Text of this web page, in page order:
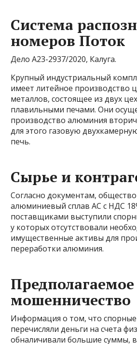
Система
номеров Поток
Дело А23-2937/2020, Калуга.
Крупный индустриальный
имеет литейное производство
металлов, состоящее из двух
плавильными печами. Они
производство алюминия
для этого газовую
печь.
Сырье и
Согласно документам,
алюминиевый сплав АС с НДС
поставщиками выступили
у которых отсутствовали
имущественные активы для
переработки алюминия.
Предполагаемое
мошенничество
Информация о том, что
перечисляли деньги на счета
обналичивали большие суммы,